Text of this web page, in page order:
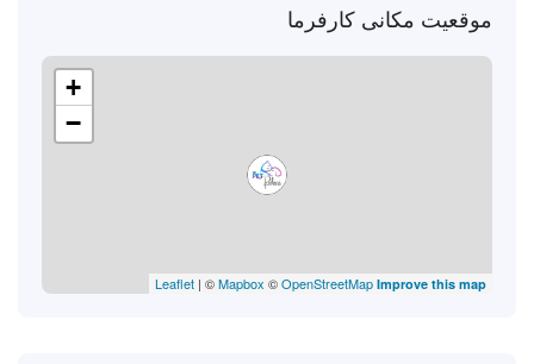
موقعیت مکانی کارفرما
+
−
Leaflet | ©Mapbox ©OpenStreetMap Improve this map